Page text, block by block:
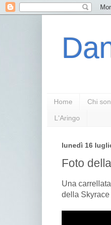
Home Chi
L'Aringo
lunedì 16
Foto
Una
della